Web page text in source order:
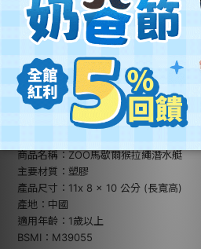
規格說明
商品名稱：ZOO馬歇爾猴拉繩潛水艇
主要材質：塑膠
產品尺寸：11x 8 x 10 公分 (長寬高)
產地：中國
適用年齡：1歲以上
BSMI：M39055